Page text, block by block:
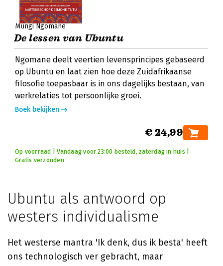
Mungi Ngomane
De lessen van Ubuntu
Ngomane deelt veertien levensprincipes gebaseerd
op Ubuntu en laat zien hoe deze Zuidafrikaanse
filosofie toepasbaar is in ons dagelijks bestaan, van
werkrelaties tot persoonlijke groei.
Boek bekijken
€ 24,99
Op voorraad | Vandaag voor 23:00 besteld, zaterdag in huis |
Gratis verzonden
Ubuntu als antwoord op
westers individualisme
Het westerse mantra 'Ik denk, dus ik besta' heeft
ons technologisch ver gebracht, maar